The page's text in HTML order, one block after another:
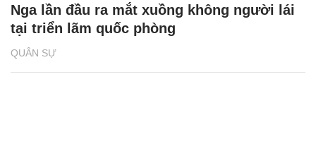
QUÂN SỰ
Nga lần đầu ra mắt xuồng không người lái
tại triển lãm quốc phòng